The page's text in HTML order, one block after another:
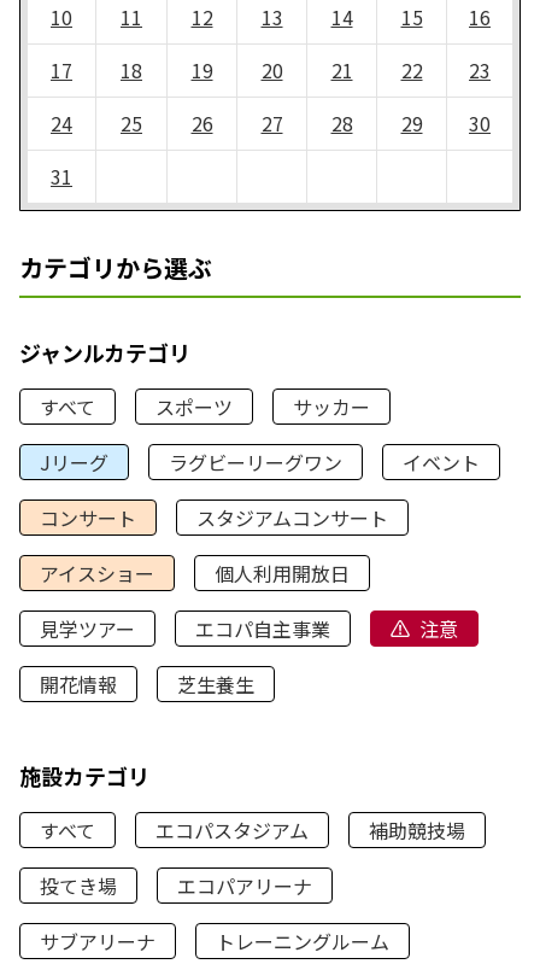
10
11 12 13 14 15
16
17
18 19 20 21 22
23
24
25 26 27 28 29
30
31
カテゴリから選ぶ
ジャンルカテゴリ
すべて スポーツ
サッカー
Jリーグ
ラグビーリーグワン
イベント
コンサート
スタジアムコンサート
アイスショー
個人利用開放日
見学ツアー
エコパ自主事業
注意
開花情報
芝生養生
施設カテゴリ
すべて エコパスタジアム
補助競技場
投てき場
エコパアリーナ
サブアリーナ
トレーニングルーム